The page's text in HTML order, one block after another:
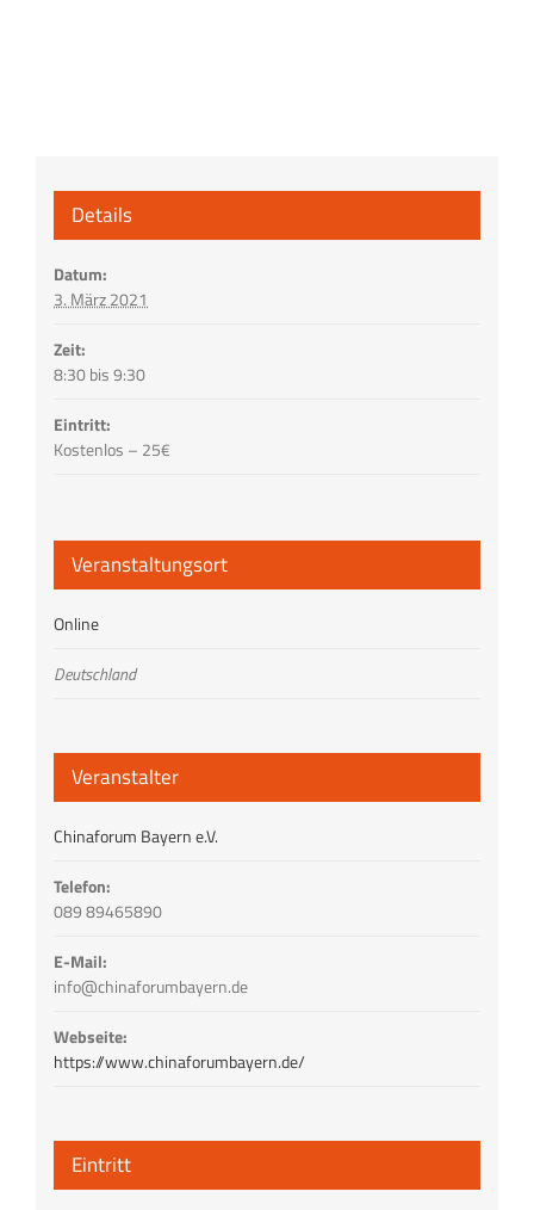
Details
Datum:
3. März 2021
Zeit:
8:30 bis 9:30
Eintritt:
Kostenlos – 25€
Veranstaltungsort
Online
Deutschland
Veranstalter
Chinaforum Bayern e.V.
Telefon:
089 89465890
E-Mail:
info@chinaforumbayern.de
Webseite:
https://www.chinaforumbayern.de/
Eintritt